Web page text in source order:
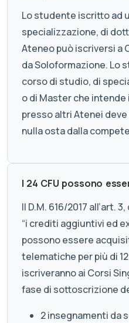
Lo studente iscritto ad
specializzazione, di
Ateneo può iscriversi a
da Soloformazione. Lo
corso di studio, di
o di Master che
presso altri Atenei
nulla osta dalla
I 24 CFU possono
Il D.M. 616/2017 all’art.
“i crediti aggiuntivi ed
possono essere
telematiche per più di
iscriveranno ai Corsi
fase di sottoscrizione
2 insegnamenti da